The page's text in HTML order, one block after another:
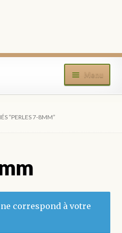
Menu
“PERLES 7-8MM”
correspond à votre